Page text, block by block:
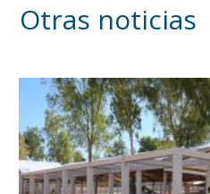
Otras noticias